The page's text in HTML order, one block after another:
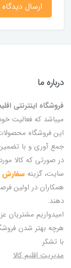
ارسال دیدگاه
درباره ما
فروشگاه اینترنتی
میباشد که فعالیت خود را
این فروشگاه
جمع آوری و با
در صورتی که کالا
سایت، گزینه سفارش
همکاران در اولین
دهند.
امیدواریم مشتریان
هرچه بهتر شدن
با تشکر
مدیریت اقلیم کالا